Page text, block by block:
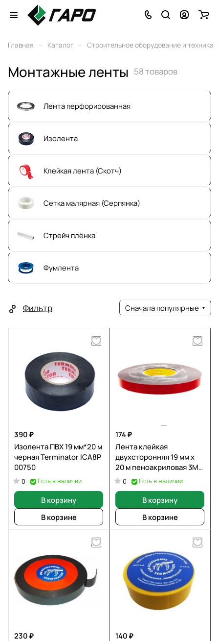
Главная – Каталог – Строительное оборудование и техника
Монтажные ленты 58 товаров
Лента перфорированная
Изолента
Клейкая лента (Скотч)
Сетка малярная (Серпянка)
Стрейч плёнка
Фумлента
Фильтр Сначала популярные
390 ₽
Изолента ПВХ 19 мм*20 м
черная Terminator ICA8P
00750
0 Есть в наличии
В корзину
В корзине
174 ₽
Лента клейкая
двухсторонняя 19 мм х
20 м пеноакриловая 3М
80322 PT1100 A+
0 Есть в наличии
В корзину
В корзине
230 ₽
140 ₽